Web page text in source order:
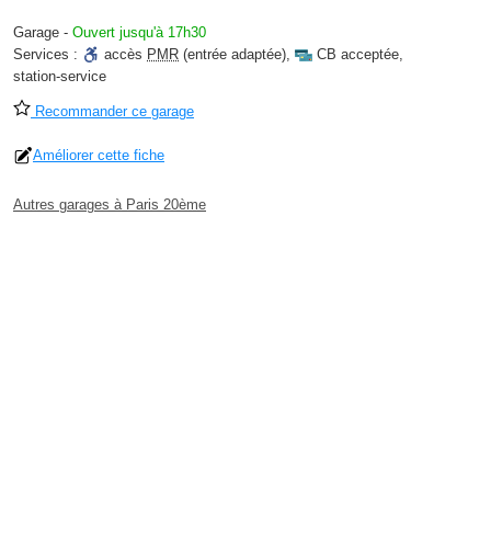
Garage - Ouvert jusqu'à 17h30
Services :
accès PMR (entrée adaptée), CB acceptée,
station-service
Recommander ce garage
Améliorer cette fiche
Autres garages à Paris 20ème